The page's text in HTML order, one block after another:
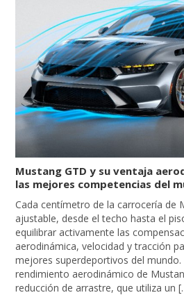
Mustang GTD y su ventaja
las mejores competencias del
Cada centímetro de la carrocería de
ajustable, desde el techo hasta el
equilibrar activamente las
aerodinámica, velocidad y tracción
mejores superdeportivos del mundo.
rendimiento aerodinámico de
reducción de arrastre, que utiliza un